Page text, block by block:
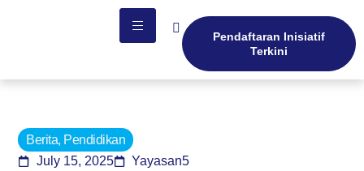
Pendaftaran Inisiatif
Terkini
Berita, Pendidikan
July 15, 2025
Yayasan5